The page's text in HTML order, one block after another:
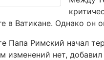
в Ватикане. Однако он
Папа Римский начал
изменений нет,